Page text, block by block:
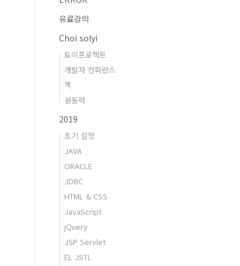
유료강의
Choi solyi
토이프로젝트
개발자 컨퍼런스
책
원동력
2019
초기 설정
JAVA
ORACLE
JDBC
HTML & CSS
JavaScript
jQuery
JSP Servlet
EL JSTL